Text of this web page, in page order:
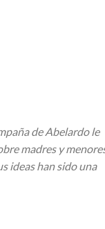
de Abelardo le
madres y
ideas han sido una